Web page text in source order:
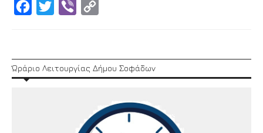
Facebook
Twitter Viber
Ώράριο Λειτουργίας Δήμου Σοφάδων